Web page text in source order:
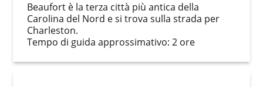
Beaufort è la terza città più antica della
Carolina del Nord e si trova sulla strada per
Charleston.
Tempo di guida approssimativo: 2 ore